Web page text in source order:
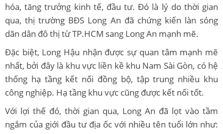
hóa, tăng trưởng kinh tế, đầu tư. Đó là lý do thời gian
qua, thị trường BĐS Long An đã chứng kiến làn sóng
dãn dân đô thị từ TP.HCM sang Long An mạnh mẽ.
Đặc biệt, Long Hậu nhận được sự quan tâm mạnh mẽ
nhất, bởi đây là khu vực liền kề khu Nam Sài Gòn, có hệ
thống hạ tầng kết nối đồng bộ, tập trung nhiều khu
công nghiệp. Hạ tầng khu vực cũng được kết nối tốt.
Với lợi thế đó, thời gian qua, Long An đã lọt vào tầm
ngắm của giới đầu tư địa ốc với nhiều tên tuổi lớn như: